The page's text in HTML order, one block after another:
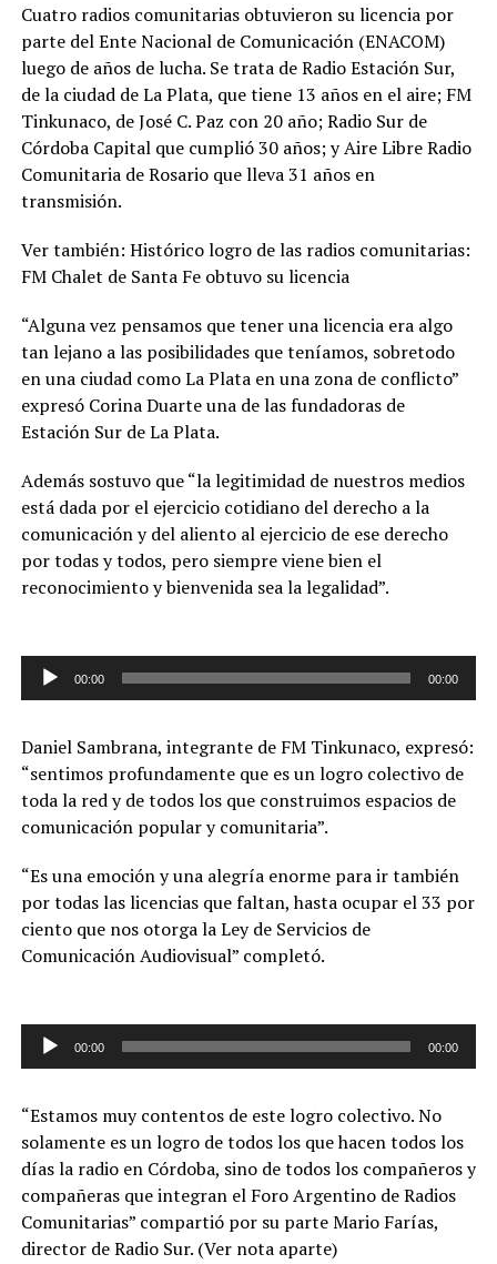
Cuatro radios comunitarias obtuvieron su licencia por
parte del Ente Nacional de Comunicación (ENACOM)
luego de años de lucha. Se trata de Radio Estación Sur,
de la ciudad de La Plata, que tiene 13 años en el aire; FM
Tinkunaco, de José C. Paz con 20 año; Radio Sur de
Córdoba Capital que cumplió 30 años; y Aire Libre Radio
Comunitaria de Rosario que lleva 31 años en
transmisión.
Ver también: Histórico logro de las radios comunitarias:
FM Chalet de Santa Fe obtuvo su licencia
“Alguna vez pensamos que tener una licencia era algo
tan lejano a las posibilidades que teníamos, sobretodo
en una ciudad como La Plata en una zona de conflicto”
expresó Corina Duarte una de las fundadoras de
Estación Sur de La Plata.
Además sostuvo que “la legitimidad de nuestros medios
está dada por el ejercicio cotidiano del derecho a la
comunicación y del aliento al ejercicio de ese derecho
por todas y todos, pero siempre viene bien el
reconocimiento y bienvenida sea la legalidad”.
Reproductor
00:00 00:00
Daniel Sambrana, integrante de FM Tinkunaco, expresó:
“sentimos profundamente que es un logro colectivo de
toda la red y de todos los que construimos espacios de
comunicación popular y comunitaria”.
“Es una emoción y una alegría enorme para ir también
por todas las licencias que faltan, hasta ocupar el 33 por
ciento que nos otorga la Ley de Servicios de
Comunicación Audiovisual” completó.
Reproductor
audio
00:00 00:00
“Estamos muy contentos de este logro colectivo. No
solamente es un logro de todos los que hacen todos los
días la radio en Córdoba, sino de todos los compañeros y
compañeras que integran el Foro Argentino de Radios
Comunitarias” compartió por su parte Mario Farías,
director de Radio Sur. (Ver nota aparte)